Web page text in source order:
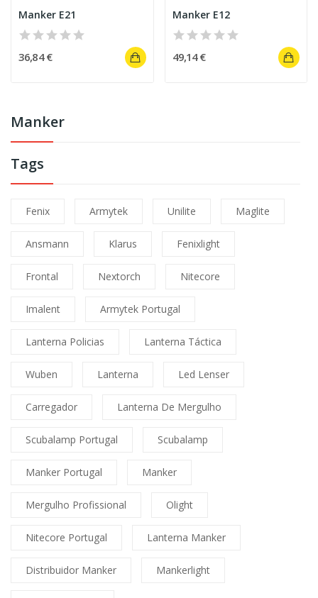
Manker
Tags
Fenix Armytek Unilite Maglite
Ansmann Klarus Fenixlight
Frontal Nextorch Nitecore
Imalent Armytek Portugal
Lanterna Policias Lanterna Táctica
Wuben Lanterna Led Lenser
Carregador Lanterna De Mergulho
Scubalamp Portugal Scubalamp
Manker Portugal Manker
Mergulho Profissional Olight
Nitecore Portugal Lanterna Manker
Distribuidor Manker Mankerlight
Manker E21
36,84 €
Manker E12
49,14 €